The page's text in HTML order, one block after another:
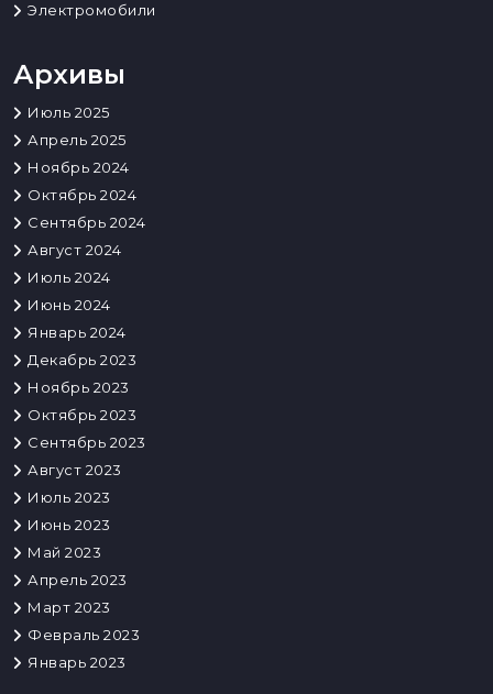
Электромобили
Архивы
Июль 2025
Апрель 2025
Ноябрь 2024
Октябрь 2024
Сентябрь 2024
Август 2024
Июль 2024
Июнь 2024
Январь 2024
Декабрь 2023
Ноябрь 2023
Октябрь 2023
Сентябрь 2023
Август 2023
Июль 2023
Июнь 2023
Май 2023
Апрель 2023
Март 2023
Февраль 2023
Январь 2023